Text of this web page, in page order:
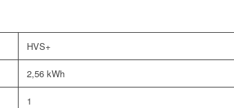
HVS+
2,56 kWh
1